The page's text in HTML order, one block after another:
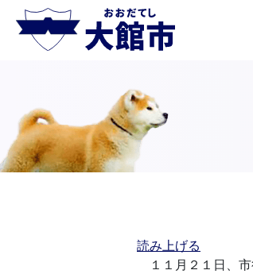
読み上げる
１１月２１日、市